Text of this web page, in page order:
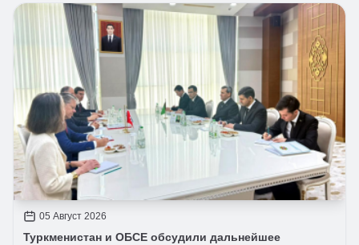
05 Август 2026
Туркменистан и ОБСЕ обсудили дальнейшее